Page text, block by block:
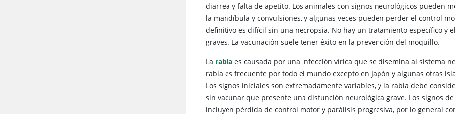
diarrea y falta de apetito. Los animales con signos neurológicos pueden
la mandíbula y convulsiones, y algunas veces pueden perder el control
definitivo es difícil sin una necropsia. No hay un tratamiento específico y
graves. La vacunación suele tener éxito en la prevención del moquillo.
La rabia es causada por una infección vírica que se disemina al sistema
rabia es frecuente por todo el mundo excepto en Japón y algunas otras
Los signos iniciales son extremadamente variables, y la rabia debe
sin vacunar que presente una disfunción neurológica grave. Los signos
incluyen pérdida de control motor y parálisis progresiva, por lo general